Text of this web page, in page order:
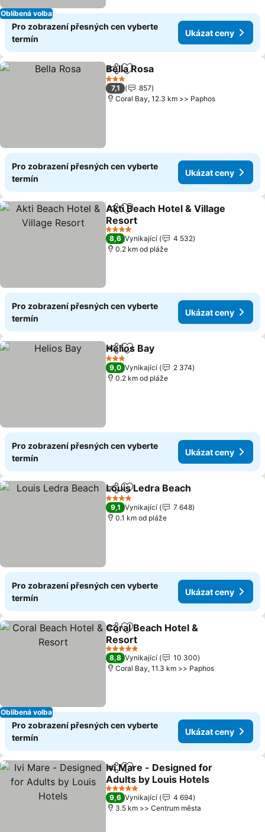
Oblíbená volba
Pro zobrazení přesných cen vyberte
termín
Ukázat ceny
SdíletPřidat na seznam oblíbených
Bella Rosa
3 Počet hvězdiček
7,1
857
Coral Bay, 12.3 km >> Paphos
Pro zobrazení přesných cen vyberte
termín
Ukázat ceny
SdíletPřidat na seznam oblíbených
Akti Beach Hotel & Village
Resort
Ukázat ceny
4 Počet hvězdiček
8,6 Vynikající
4 532
0.2 km od pláže
Pro zobrazení přesných cen vyberte
termín
Ukázat ceny
SdíletPřidat na seznam oblíbených
Helios Bay
3 Počet hvězdiček
9,0 Vynikající
2 374
0.2 km od pláže
Pro zobrazení přesných cen vyberte
termín
Ukázat ceny
SdíletPřidat na seznam oblíbených
Louis Ledra Beach
4 Počet hvězdiček
9,1 Vynikající
7 648
0.1 km od pláže
Pro zobrazení přesných cen vyberte
termín
Ukázat ceny
Oblíbená volba
SdíletPřidat na seznam oblíbených
Coral Beach Hotel &
Resort
Ukázat ceny
5 Počet hvězdiček
8,8 Vynikající
10 300
Coral Bay, 11.3 km >> Paphos
Pro zobrazení přesných cen vyberte
termín
Ukázat ceny
SdíletPřidat na seznam oblíbených
Ivi Mare - Designed for
Adults by Louis Hotels
Ukázat ceny
5 Počet hvězdiček
9,6 Vynikající
4 694
3.5 km >> Centrum města